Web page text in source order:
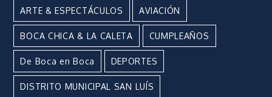
ARTE & ESPECTÁCULOS AVIACIÓN
BOCA CHICA & LA CALETA CUMPLEAÑOS
De Boca en Boca DEPORTES
DISTRITO MUNICIPAL SAN LUÍS